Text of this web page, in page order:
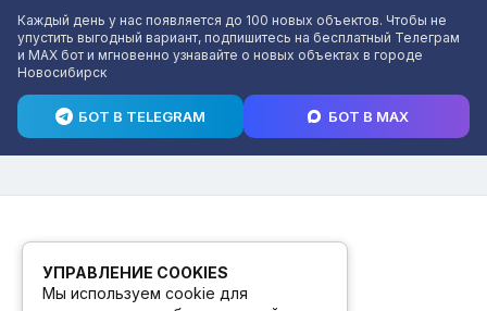
Каждый день у нас появляется до 100 новых объектов. Чтобы не
упустить выгодный вариант, подпишитесь на бесплатный Телеграм
и MAX бот и мгновенно узнавайте о новых объектах в городе
Новосибирск
БОТ В TELEGRAM БОТ В MAX
УПРАВЛЕНИЕ COOKIES
Мы используем cookie для